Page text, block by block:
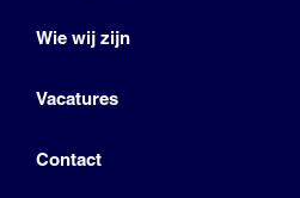
Wie wij zijn
Vacatures
Contact